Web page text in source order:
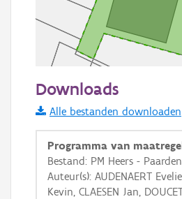
Informatie Vlaanderen
i
+ −
Downloads
Alle bestanden downloaden
Programma van
Bestand: PM Heers -
Auteur(s): AUDENAERT
Kevin, CLAESEN Jan,